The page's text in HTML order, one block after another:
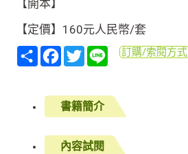
【開本】
【定價】160元人民幣/套
分
享
Facebook
TwitterLine訂購/索閱方式
書籍簡介
內容試閱